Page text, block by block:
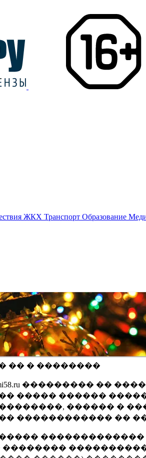
ЖКХ Транспорт Образование
�� � ��������
��������� ��
����� ������
������ �
������������ ��